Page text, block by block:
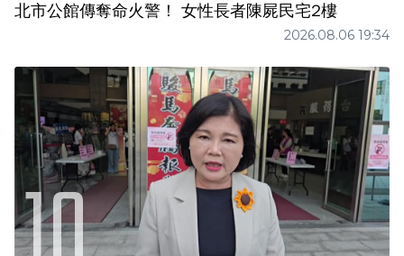
北市公館傳奪命火警！ 女性長者陳屍民宅2樓
2026.08.06 19:34